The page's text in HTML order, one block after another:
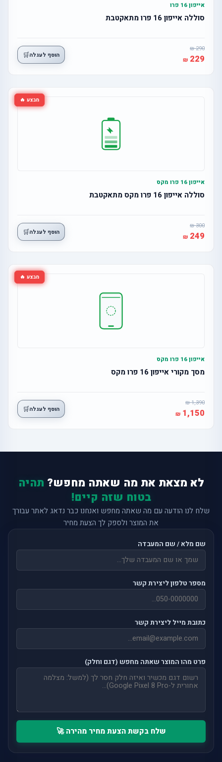
אייפון 16 פרו
סוללה אייפון 16 פרו מתאקטבת
290
229 הוסף לעגלה🛒
מבצע 🔥
אייפון 16 פרו מקס
סוללה אייפון 16 פרו מקס מתאקטבת
300
249 הוסף לעגלה🛒
מבצע 🔥
אייפון 16 פרו מקס
מסך מקורי אייפון 16 פרו מקס
1,390
1,150 הוסף לעגלה🛒
לא מצאת את מה שאתה מחפש? תהיה
בטוח שזה קיים!
שלח לנו הודעה עם מה שאתה מחפש ואנחנו כבר נדאג לאתר עבורך
את המוצר ולספק לך הצעת מחיר
שם מלא / שם המעבדה
מספר טלפון ליצירת קשר
כתובת מייל ליצירת קשר
פרט מהו המוצר שאתה מחפש (דגם וחלק)
שלח בקשת הצעת מחיר מהירה 🚀